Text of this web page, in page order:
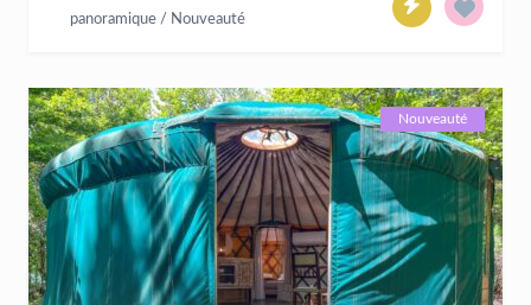
panoramique / Nouveauté
Nouveauté